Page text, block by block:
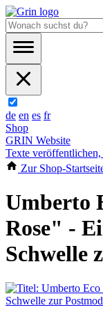
de en es fr
Shop
GRIN Website
Texte
Zur Shop-
Umberto
Rose" -
Schwelle